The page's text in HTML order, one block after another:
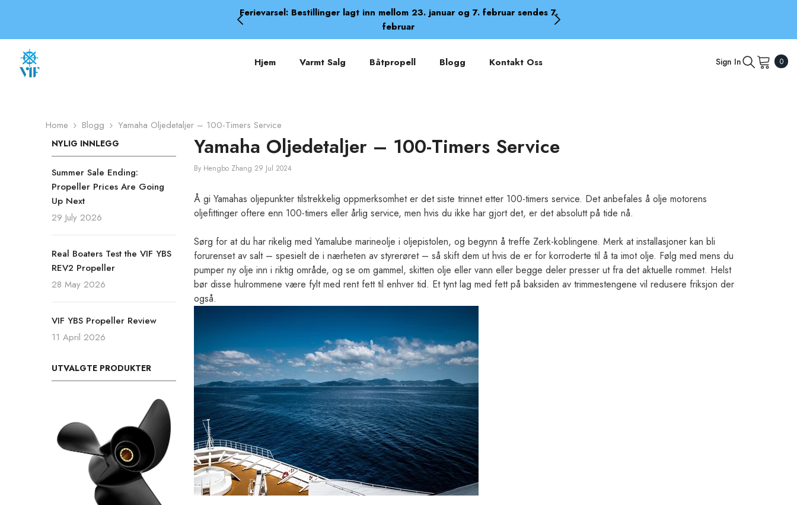
Ferievarsel: Bestillinger lagt inn mellom 23. januar og 7. februar sendes 7.
februar
Hjem Varmt Salg Båtpropell Blogg Kontakt Oss Sign In 00
Home Blogg Yamaha Oljedetaljer – 100-Timers Service
NYLIG INNLEGG
Summer Sale Ending:
Propeller Prices Are Going
Up Next
29 July 2026
Real Boaters Test the VIF YBS
REV2 Propeller
28 May 2026
VIF YBS Propeller Review
11 April 2026
UTVALGTE PRODUKTER
Yamaha Oljedetaljer – 100-Timers Service
By Hengbo Zhang 29 Jul 2024
Å gi Yamahas oljepunkter tilstrekkelig oppmerksomhet er det siste trinnet etter 100-timers service. Det anbefales å olje motorens
oljefittinger oftere enn 100-timers eller årlig service, men hvis du ikke har gjort det, er det absolutt på tide nå.
Sørg for at du har rikelig med Yamalube marineolje i oljepistolen, og begynn å treffe Zerk-koblingene. Merk at installasjoner kan bli
forurenset av salt – spesielt de i nærheten av styrerøret – så skift dem ut hvis de er for korroderte til å ta imot olje. Følg med mens du
pumper ny olje inn i riktig område, og se om gammel, skitten olje eller vann eller begge deler presser ut fra det aktuelle rommet. Helst
bør disse hulrommene være fylt med rent fett til enhver tid. Et tynt lag med fett på baksiden av trimmestengene vil redusere friksjon der
også.